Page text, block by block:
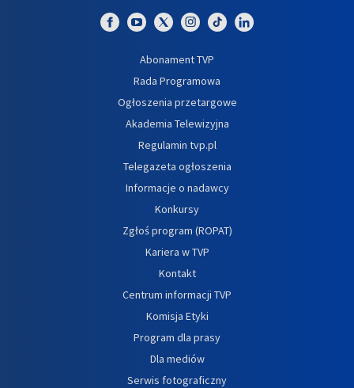
Abonament TVP
Rada Programowa
Ogłoszenia przetargowe
Akademia Telewizyjna
Regulamin tvp.pl
Telegazeta ogłoszenia
Informacje o nadawcy
Konkursy
Zgłoś program (ROPAT)
Kariera w TVP
Kontakt
Centrum informacji TVP
Komisja Etyki
Program dla prasy
Dla mediów
Serwis fotograficzny